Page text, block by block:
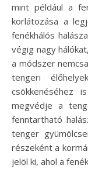
mint például a
korlátozása a
fenékhálós
végig nagy
a módszer
tengeri
csökkenéséhez
megvédje a
fenntartható
tenger
részeként a
jelöl ki, ahol a